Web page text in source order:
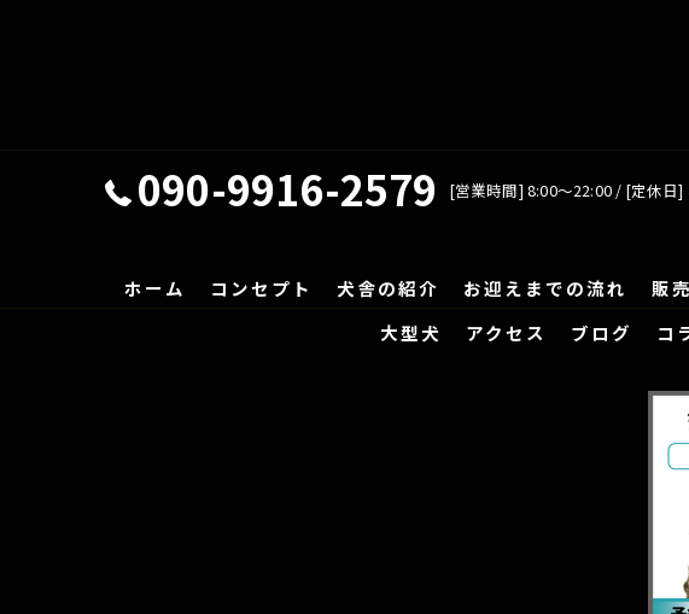
090-9916-2579 [営業時間] 8:00～22:00 / [定休日]
ホーム コンセプト 犬舎の紹介 お迎えまでの流れ 販
大型犬
アクセス ブログ コ